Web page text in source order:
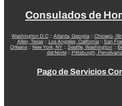
Consulados de
Washington D.C :: Atlanta, Georgia :: Chicago,
Allen, Texas:: Los Angeles, California:: San
Orleans :: New York, NY :: Seattle, Washington ::
del Norte:: Pittsburgh,
Pago de Servicios